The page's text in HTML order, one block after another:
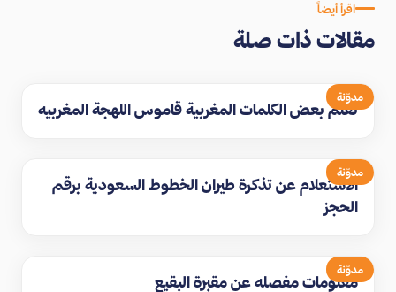
اقرأ أيضاً
مقالات ذات صلة
مدوّنة
تعلم بعض الكلمات المغربية قاموس اللهجة المغربيه
مدوّنة
الاستعلام عن تذكرة طيران الخطوط السعودية برقم
الحجز
مدوّنة
معلومات مفصله عن مقبرة البقيع